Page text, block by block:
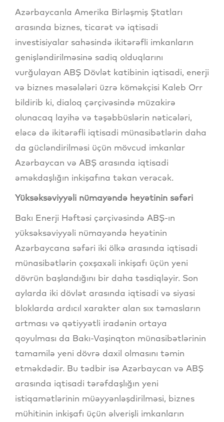
Azərbaycanla Amerika Birləşmiş Ştatları
arasında biznes, ticarət və iqtisadi
investisiyalar sahəsində ikitərəfli imkanların
genişləndirilməsinə sadiq olduqlarını
vurğulayan ABŞ Dövlət katibinin iqtisadi, enerji
və biznes məsələləri üzrə köməkçisi Kaleb Orr
bildirib ki, dialoq çərçivəsində müzakirə
olunacaq layihə və təşəbbüslərin nəticələri,
eləcə də ikitərəfli iqtisadi münasibətlərin daha
da gücləndirilməsi üçün mövcud imkanlar
Azərbaycan və ABŞ arasında iqtisadi
əməkdaşlığın inkişafına təkan verəcək.
Yüksəksəviyyəli nümayəndə heyətinin səfəri
Bakı Enerji Həftəsi çərçivəsində ABŞ-ın
yüksəksəviyyəli nümayəndə heyətinin
Azərbaycana səfəri iki ölkə arasında iqtisadi
münasibətlərin çoxşaxəli inkişafı üçün yeni
dövrün başlandığını bir daha təsdiqləyir. Son
aylarda iki dövlət arasında iqtisadi və siyasi
bloklarda ardıcıl xarakter alan sıx təmasların
artması və qətiyyətli iradənin ortaya
qoyulması da Bakı-Vaşinqton münasibətlərinin
tamamilə yeni dövrə daxil olmasını təmin
etməkdədir. Bu tədbir isə Azərbaycan və ABŞ
arasında iqtisadi tərəfdaşlığın yeni
istiqamətlərinin müəyyənləşdirilməsi, biznes
mühitinin inkişafı üçün əlverişli imkanların